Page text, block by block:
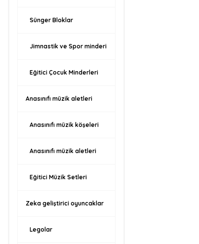
Sünger Bloklar
Jimnastik ve Spor minderi
Eğitici Çocuk Minderleri
Anasınıfı müzik aletleri
Anasınıfı müzik köşeleri
Anasınıfı müzik aletleri
Eğitici Müzik Setleri
Zeka geliştirici oyuncaklar
Legolar